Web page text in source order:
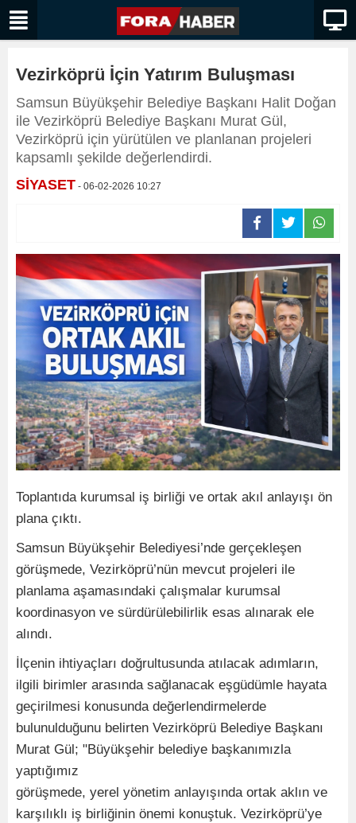
Vezirköprü İçin Yatırım Buluşması
Samsun Büyükşehir Belediye Başkanı Halit Doğan
ile Vezirköprü Belediye Başkanı Murat Gül,
Vezirköprü için yürütülen ve planlanan projeleri
kapsamlı şekilde değerlendirdi.
SİYASET - 06-02-2026 10:27
Toplantıda kurumsal iş birliği ve ortak akıl anlayışı ön
plana çıktı.
Samsun Büyükşehir Belediyesi’nde gerçekleşen
görüşmede, Vezirköprü’nün mevcut projeleri ile
planlama aşamasındaki çalışmalar kurumsal
koordinasyon ve sürdürülebilirlik esas alınarak ele
alındı.
İlçenin ihtiyaçları doğrultusunda atılacak adımların,
ilgili birimler arasında sağlanacak eşgüdümle hayata
geçirilmesi konusunda değerlendirmelerde
bulunulduğunu belirten Vezirköprü Belediye Başkanı
Murat Gül; "Büyükşehir belediye başkanımızla
yaptığımız
görüşmede, yerel yönetim anlayışında ortak aklın ve
karşılıklı iş birliğinin önemi konuştuk. Vezirköprü’ye